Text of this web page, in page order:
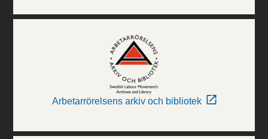
Arbetarrörelsens arkiv och bibliotek